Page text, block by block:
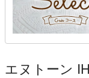
エヌトーン